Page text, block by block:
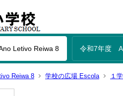
Letivo Reiwa 8 令和7年度
Reiwa 8 学校の広場 Escola １